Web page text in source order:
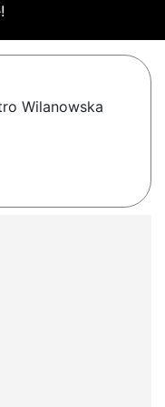
Wilanowska